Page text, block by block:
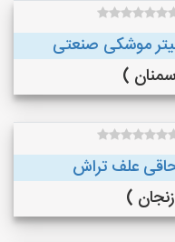
موشکی صنعتی
علف تراش